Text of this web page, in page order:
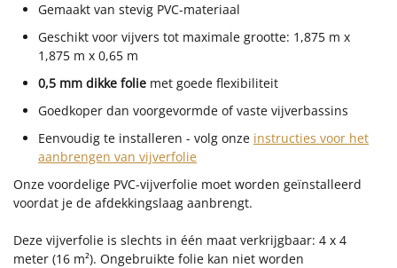
Gemaakt van stevig PVC-materiaal
Geschikt voor vijvers tot maximale grootte: 1,875 m x
1,875 m x 0,65 m
0,5 mm dikke folie met goede flexibiliteit
Goedkoper dan voorgevormde of vaste vijverbassins
Eenvoudig te installeren - volg onze instructies voor het
aanbrengen van vijverfolie
Onze voordelige PVC-vijverfolie moet worden geïnstalleerd
voordat je de afdekkingslaag aanbrengt.
Deze vijverfolie is slechts in één maat verkrijgbaar: 4 x 4
meter (16 m²). Ongebruikte folie kan niet worden